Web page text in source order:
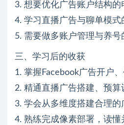
3. 想要优化广告账户结构的
4. 学习直播广告与聊单模式
5. 需要做多账户管理与养号
三、学习后的收获
1. 掌握Facebook广告开户
2. 精通直播广告搭建、预算
3. 学会从多维度搭建合理的
4. 熟练完成像素部署，读